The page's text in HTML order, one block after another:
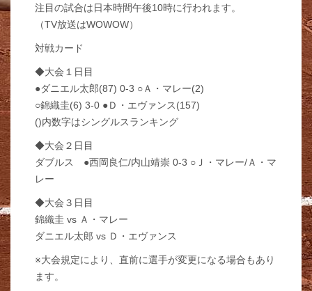
注目の試合は日本時間午後10時に行われます。
（TV放送はWOWOW）
対戦カード
◆大会１日目
●ダニエル太郎(87) 0-3 ○Ａ・マレー(2)
○錦織圭(6) 3-0 ●Ｄ・エヴァンス(157)
()内数字はシングルスランキング
◆大会２日目
ダブルス ●西岡良仁/内山靖崇 0-3 ○Ｊ・マレー/Ａ・マ
レー
◆大会３日目
錦織圭 vs Ａ・マレー
ダニエル太郎 vs Ｄ・エヴァンス
※大会規定により、直前に選手が変更になる場合もあり
ます。